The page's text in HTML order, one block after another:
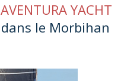
AVENTURA YACHT
dans le Morbihan